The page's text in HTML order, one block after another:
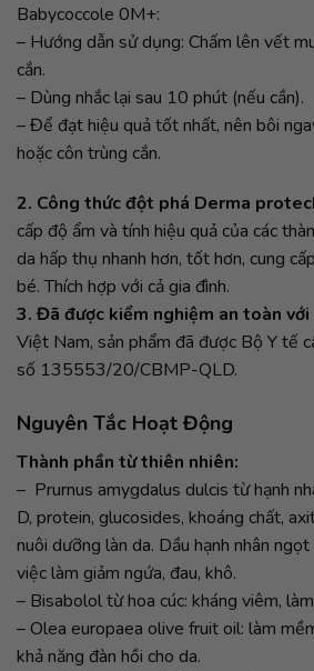
Babycoccole 0M+:
– Hướng dẫn sử dụng: Chấm lên vết
cắn.
– Dùng nhắc lại sau 10 phút (nếu cần).
– Để đạt hiệu quả tốt nhất, nên bôi
hoặc côn trùng cắn.
2. Công thức đột phá Derma
cấp độ ẩm và tính hiệu quả của các
da hấp thụ nhanh hơn, tốt hơn, cung
bé. Thích hợp với cả gia đình.
3. Đã được kiểm nghiệm an toàn với
Việt Nam, sản phẩm đã được Bộ Y tế
số 135553/20/CBMP-QLD.
Nguyên Tắc Hoạt Động
Thành phần từ thiên nhiên:
– Prurnus amygdalus dulcis từ hạnh
D, protein, glucosides, khoáng chất,
nuôi dưỡng làn da. Dầu hạnh nhân
việc làm giảm ngứa, đau, khô.
– Bisabolol từ hoa cúc: kháng viêm,
– Olea europaea olive fruit oil: làm
khả năng đàn hồi cho da.